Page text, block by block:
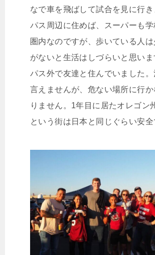
なで車を飛ばして試合を見に行
パス周辺に住めば、スーパーも
圏内なのですが、歩いている人
がないと生活はしづらいと思い
パス外で友達と住んでいました
言えませんが、危ない場所に行
りません。 1年目に居たオレゴン
という街は日本と同じぐらい安全